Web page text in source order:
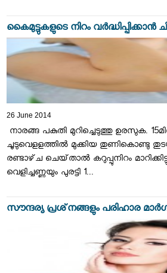
കൈമുട്ടുകളുടെ നിറം വര്‍ദ്ധിപ്പിക്കാന്‍
26 June 2014
നാരങ്ങ പകുതി മുറിച്ചെടുത്തു ഉരസുക.
ചൂടുവെളളത്തില്‍ മുക്കിയ തുണികൊണ്ടു
രണ്ടാഴ്‌ച ചെയ്‌താല്‍ കറുപ്പുനിറം
വെളിച്ചണ്ണയും പുരട്ടി 1...
സൗന്ദര്യ പ്രശ്‌നങ്ങളും പരിഹാര